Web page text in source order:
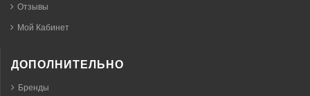
Отзывы
Мой Кабинет
ДОПОЛНИТЕЛЬНО
Бренды